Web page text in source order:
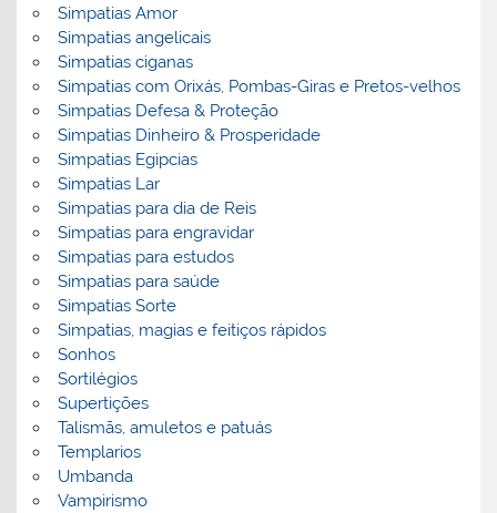
Simpatias Amor
Simpatias angelicais
Simpatias ciganas
Simpatias com Orixás, Pombas-Giras e Pretos-velhos
Simpatias Defesa & Proteção
Simpatias Dinheiro & Prosperidade
Simpatias Egipcias
Simpatias Lar
Simpatias para dia de Reis
Simpatias para engravidar
Simpatias para estudos
Simpatias para saúde
Simpatias Sorte
Simpatias, magias e feitiços rápidos
Sonhos
Sortilégios
Supertições
Talismãs, amuletos e patuás
Templarios
Umbanda
Vampirismo